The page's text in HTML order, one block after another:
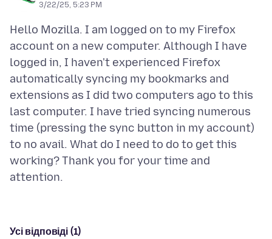
3/22/25, 5:23 PM
Hello Mozilla. I am logged on to my Firefox
account on a new computer. Although I have
logged in, I haven't experienced Firefox
automatically syncing my bookmarks and
extensions as I did two computers ago to this
last computer. I have tried syncing numerous
time (pressing the sync button in my account)
to no avail. What do I need to do to get this
working? Thank you for your time and
Усі відповіді (1)